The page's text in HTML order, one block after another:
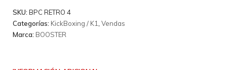
4
cantidad
SKU: BPC RETRO 4
Categorías: KickBoxing / K1 Vendas
Marca: BOOSTER